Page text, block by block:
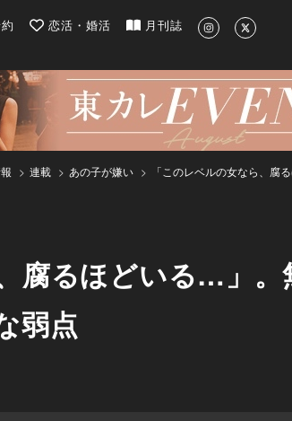
最新のグルメ、洗練されたライフスタイル情報
恋活・婚活 月刊誌
連載 あの子が嫌い
「このレベルの女なら、腐
腐るほどいる…」
弱点